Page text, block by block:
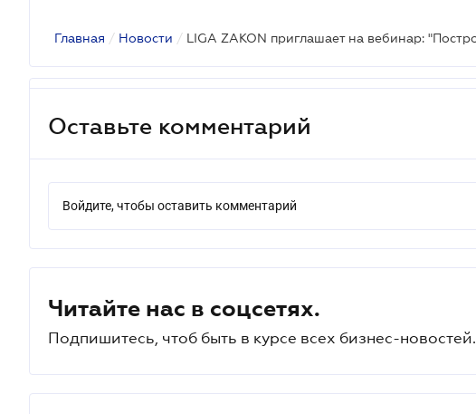
Главная / Новости /
Оставьте комментарий
Войдите, чтобы оставить комментарий
Читайте нас в соцсетях.
Подпишитесь, чтоб быть в курсе всех бизнес-новостей.